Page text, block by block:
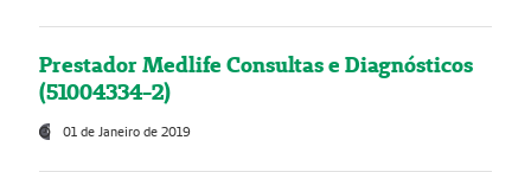
Prestador Medlife Consultas e Diagnósticos
(51004334-2)
01 de Janeiro de 2019